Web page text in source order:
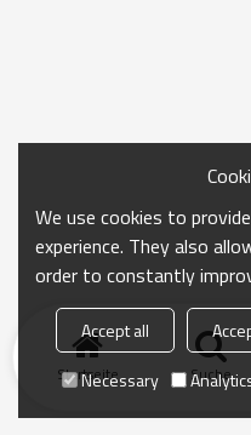
Startseite Suche
We use cookies to
experience. They also
order to constantly
Accept all
Necessary